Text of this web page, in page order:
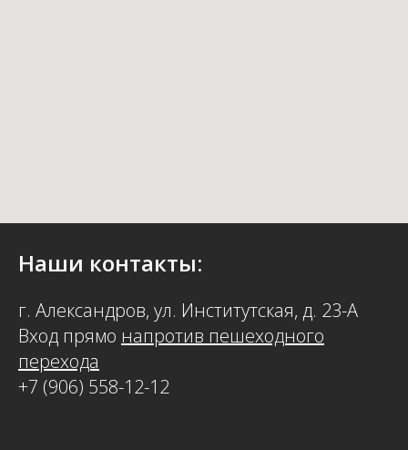
Наши контакты:
г. Александров, ул. Институтская, д. 23-А
Вход прямо напротив пешеходного
перехода
+7 (906) 558-12-12